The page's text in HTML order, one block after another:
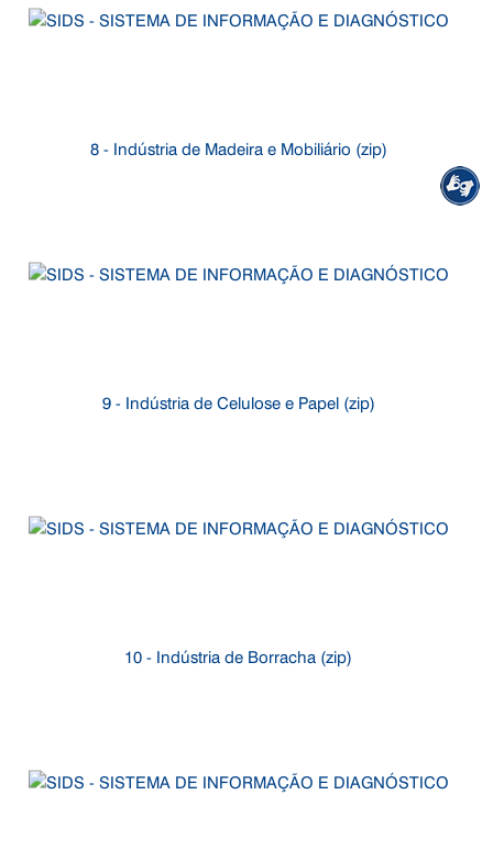
8 - Indústria de Madeira e Mobiliário (zip)
9 - Indústria de Celulose e Papel (zip)
10 - Indústria de Borracha (zip)